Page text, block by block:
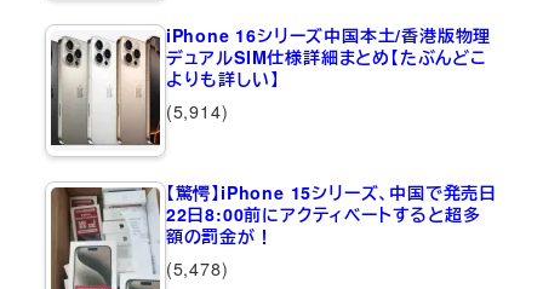
iPhone 16シリーズ中国本土/香港版物理
デュアルSIM仕様詳細まとめ【たぶんどこ
よりも詳しい】
(5,914)
【驚愕】iPhone 15シリーズ、中国で発売日
22日8:00前にアクティベートすると超多
額の罰金が！
(5,478)